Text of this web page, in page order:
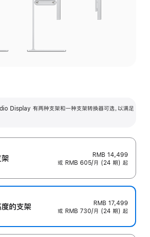
Display 有两种支架和一种支架转换器可选，以满足
架
RMB 14,499
或 RMB 605/月 (24 期) 起
的支‍架
RMB 17,499
或 RMB 730/月 (24 期) 起